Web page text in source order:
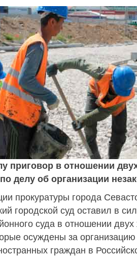
приговор в отношении
делу об организации
прокуратуры города
городской суд оставил в
суда в отношении
осуждены за организацию
граждан в